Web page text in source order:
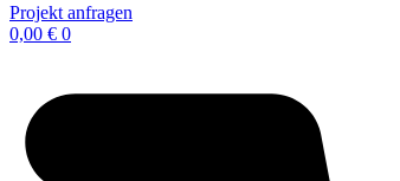
Projekt anfragen
0,00 € 0